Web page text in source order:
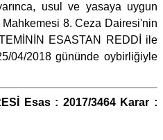
usul ve yasaya uygun
8. Ceza Dairesi'nin
ESASTAN REDDİ ile
04/2018 gününde oybirliğiyle
Esas : 2017/3464 Karar :